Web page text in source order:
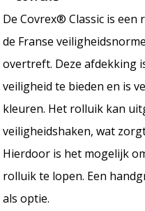
De Covrex® Classic is
de Franse
overtreft. Deze afdekking
veiligheid te bieden en is
kleuren. Het rolluik kan
veiligheidshaken, wat
Hierdoor is het mogelijk
rolluik te lopen. Een
als optie.